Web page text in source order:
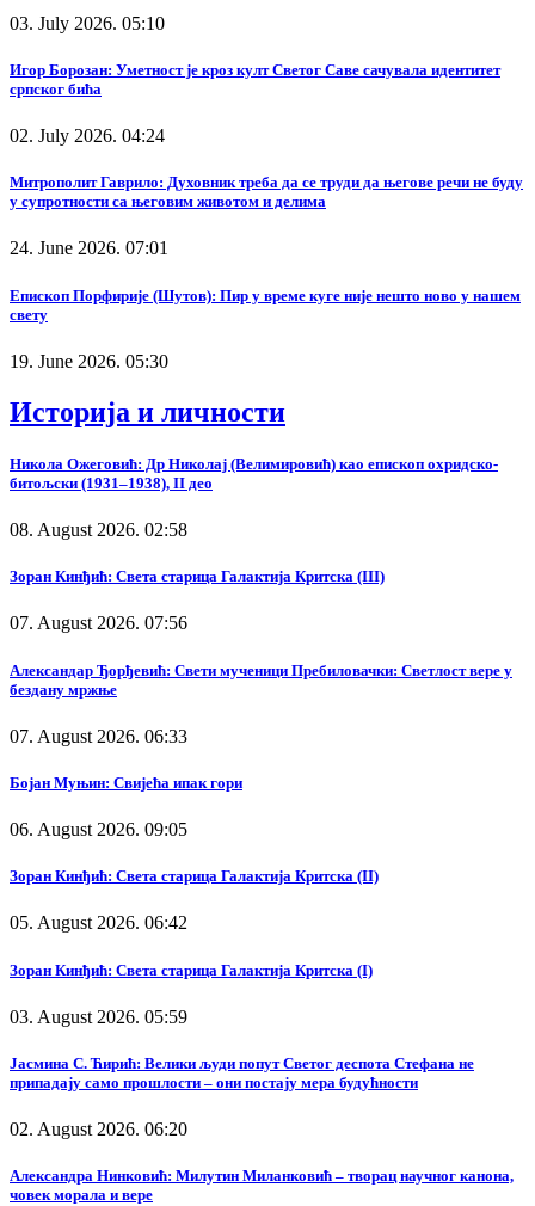
03. July 2026. 05:10
Игор Борозан: Уметност је кроз култ Светог Саве сачувала идентитет
српског бића
02. July 2026. 04:24
Митрополит Гаврило: Духовник треба да се труди да његове речи не буду
у супротности са његовим животом и делима
24. June 2026. 07:01
Епископ Порфирије (Шутов): Пир у време куге није нешто ново у нашем
свету
19. June 2026. 05:30
Историја и личности
Никола Ожеговић: Др Николај (Велимировић) као епископ охридско-
битољски (1931–1938), II део
08. August 2026. 02:58
Зоран Кинђић: Света старица Галактија Критска (III)
07. August 2026. 07:56
Александар Ђорђевић: Свети мученици Пребиловачки: Светлост вере у
бездану мржње
07. August 2026. 06:33
Бојан Муњин: Свијећа ипак гори
06. August 2026. 09:05
Зоран Кинђић: Света старица Галактија Критска (II)
05. August 2026. 06:42
Зоран Кинђић: Света старица Галактија Критска (I)
03. August 2026. 05:59
Јасмина С. Ћирић: Велики људи попут Светог деспота Стефана не
припадају само прошлости – они постају мера будућности
02. August 2026. 06:20
Александра Нинковић: Милутин Миланковић – творац научног канона,
човек морала и вере